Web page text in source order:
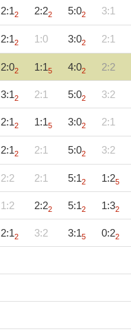
2:12 2:22 5:02 3:1
2:12 1:0 3:02 2:1
2:02 1:15 4:02 2:2
3:12 2:1 5:02 3:2
2:12 1:15 3:02 2:1
2:12 2:1 5:02 3:2
2:2 2:1 5:12 1:25
1:2 2:22 5:12 1:32
2:12 3:2 3:15 0:22